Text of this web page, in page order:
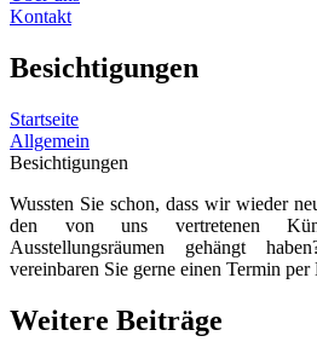
Kontakt
Besichtigungen
Startseite
Allgemein
Besichtigungen
Wussten Sie schon, dass wir wieder
den von uns vertretenen
Ausstellungsräumen gehängt
vereinbaren Sie gerne einen Termin
Weitere Beiträge